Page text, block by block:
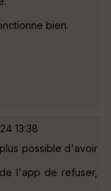
bien.
13:38
possible d'avoir
l'app de refuser,